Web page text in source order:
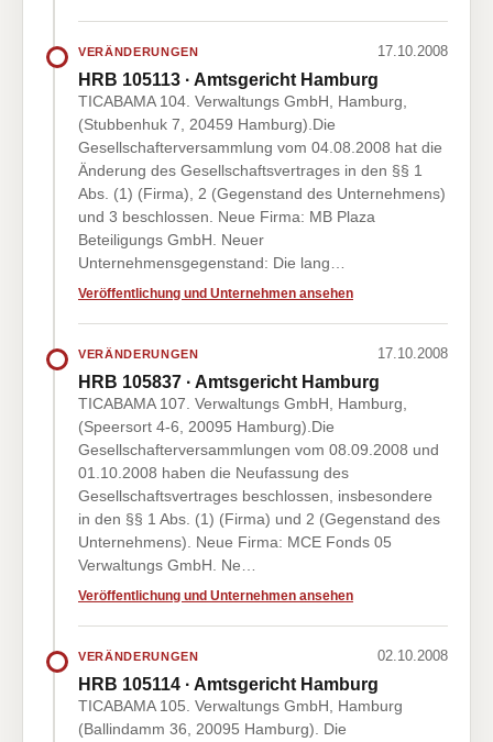
VERÄNDERUNGEN 17.10.2008
HRB 105113 · Amtsgericht Hamburg
TICABAMA 104. Verwaltungs GmbH, Hamburg,
(Stubbenhuk 7, 20459 Hamburg).Die
Gesellschafterversammlung vom 04.08.2008 hat die
Änderung des Gesellschaftsvertrages in den §§ 1
Abs. (1) (Firma), 2 (Gegenstand des Unternehmens)
und 3 beschlossen. Neue Firma: MB Plaza
Beteiligungs GmbH. Neuer
Unternehmensgegenstand: Die lang…
Veröffentlichung und Unternehmen ansehen
VERÄNDERUNGEN 17.10.2008
HRB 105837 · Amtsgericht Hamburg
TICABAMA 107. Verwaltungs GmbH, Hamburg,
(Speersort 4-6, 20095 Hamburg).Die
Gesellschafterversammlungen vom 08.09.2008 und
01.10.2008 haben die Neufassung des
Gesellschaftsvertrages beschlossen, insbesondere
in den §§ 1 Abs. (1) (Firma) und 2 (Gegenstand des
Unternehmens). Neue Firma: MCE Fonds 05
Verwaltungs GmbH. Ne…
Veröffentlichung und Unternehmen ansehen
VERÄNDERUNGEN 02.10.2008
HRB 105114 · Amtsgericht Hamburg
TICABAMA 105. Verwaltungs GmbH, Hamburg
(Ballindamm 36, 20095 Hamburg). Die